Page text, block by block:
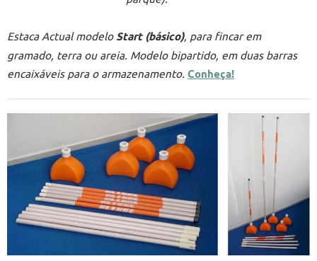
Estaca Actual modelo Start (básico), para fincar em
gramado, terra ou areia. Modelo bipartido, em duas barras
encaixáveis para o armazenamento. Conheça!